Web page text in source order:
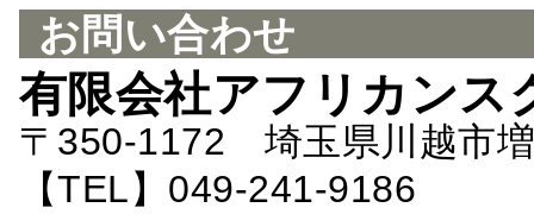
お問い合わせ
有限会社アフリカンス
〒350-1172 埼玉県川越市
【TEL】049-241-